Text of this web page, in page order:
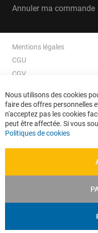
Annuler ma commande
Mentions légales
CGU
CGV
Données personnelles
Confidentialité
Plan du site
Nous utilisons des cookies
faire des offres personnelles
n'acceptez pas les cookies
peut être affectée. Si vous
Politiques de cookies